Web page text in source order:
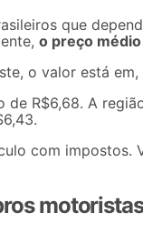
que
o preço
o valor está
R$6,68. A
com impostos.